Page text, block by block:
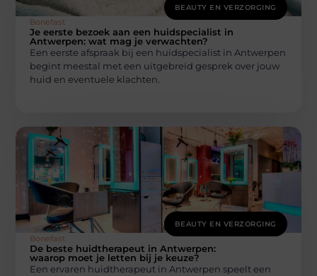
BEAUTY EN VERZORGING
Bonefast
Je eerste bezoek aan een huidspecialist in
Antwerpen: wat mag je verwachten?
Een eerste afspraak bij een huidspecialist in Antwerpen
begint meestal met een uitgebreid gesprek over jouw
huid en eventuele klachten.
BEAUTY EN VERZORGING
Bonefast
De beste huidtherapeut in Antwerpen:
waarop moet je letten bij je keuze?
Een ervaren huidtherapeut in Antwerpen speelt een